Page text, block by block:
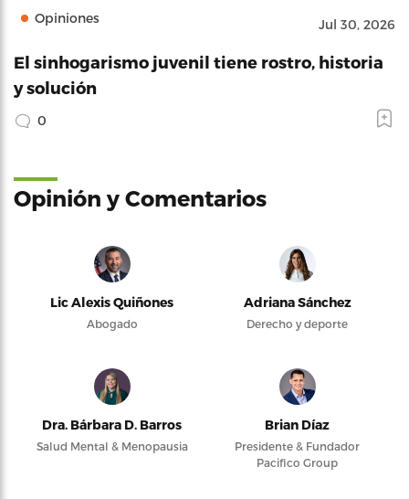
Opiniones Jul 30, 2026
El sinhogarismo juvenil tiene rostro, historia
y solución
0
Opinión y Comentarios
Lic Alexis Quiñones
Abogado
Adriana Sánchez
Derecho y deporte
Dra. Bárbara D. Barros
Salud Mental & Menopausia
Brian Díaz
Presidente & Fundador
Pacifico Group